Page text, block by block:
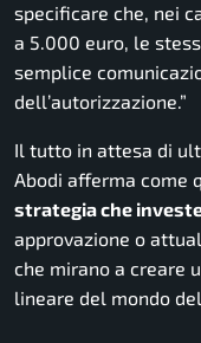
specificare che, nei
a 5.000 euro, le
semplice
dell’autorizzazione.”
Il tutto in attesa di
Abodi afferma come
strategia che
approvazione o
che mirano a creare
lineare del mondo